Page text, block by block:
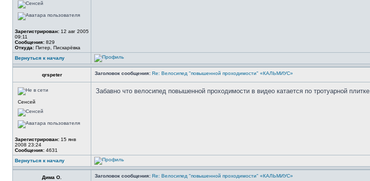
Зарегистрирован: 12 авг 2005
09:11
Сообщения: 829
Откуда: Питер, Пискарёвка
Вернуться к началу
qrspeter Заголовок сообщения: Re: Велосипед "повышенной проходимости" «КАЛЬМИУС»
Сенсей
Зарегистрирован: 15 янв
2008 23:24
Сообщения: 4631
Забавно что велосипед повышенной проходимости в видео катается по тротуарной
Вернуться к началу
Дима О. Заголовок сообщения: Re: Велосипед "повышенной проходимости" «КАЛЬМИУС»